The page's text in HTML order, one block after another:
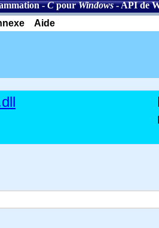
-CpourWindows-API de
Aide